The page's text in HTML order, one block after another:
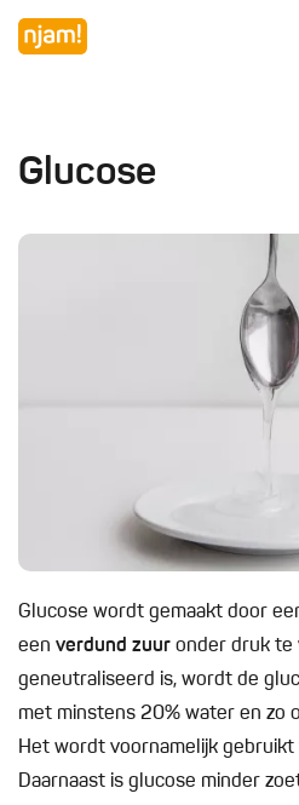
Glucose
Glucose wordt gemaakt door
een verdund zuur onder druk te
geneutraliseerd is, wordt de
met minstens 20% water en zo
Het wordt voornamelijk gebruikt
Daarnaast is glucose minder